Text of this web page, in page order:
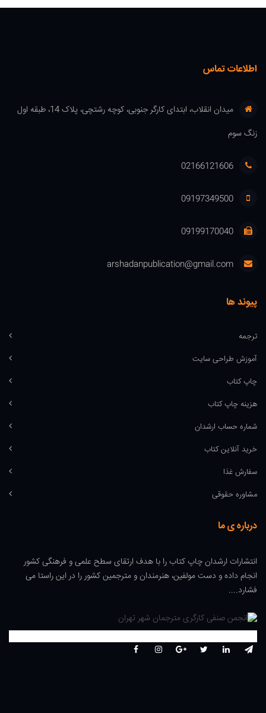
اطلاعات تماس
میدان انقلاب، ابتدای کارگر جنوبی، کوچه رشتچی، پلاک 14، طبقه اول
زنگ سوم
02166121606
09197349500
09199170040
arshadanpublication@gmail.com
پیوند ها
ترجمه
آموزش طراحی سایت
چاپ کتاب
هزینه چاپ کتاب
شماره حساب ارشدان
خرید آنلاین کتاب
سفارش غذا
مشاوره حقوقی
درباره ی ما
انتشارات ارشدان چاپ کتاب را با هدف ارتقای سطح علمی و فرهنگی کشور
انجام داده و دست مولفین، هنرمندان و مترجمین کشور را در این راستا می
فشارد....